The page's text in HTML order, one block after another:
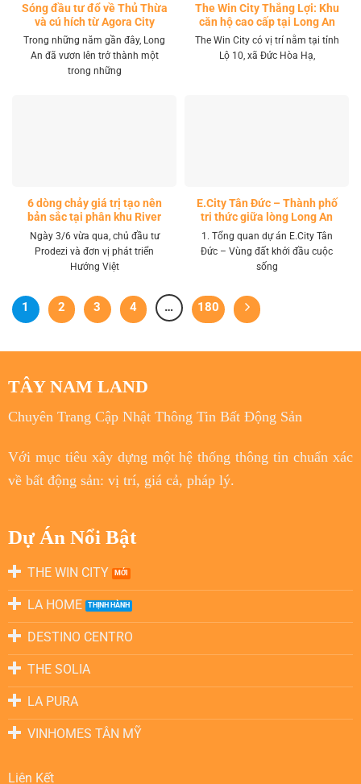
Sóng đầu tư đổ về Thủ Thừa
và cú hích từ Agora City
Trong những năm gần đây, Long
An đã vươn lên trở thành một
trong những
The Win City Thắng Lợi: Khu
căn hộ cao cấp tại Long An
The Win City có vị trí nằm tại tỉnh
Lộ 10, xã Đức Hòa Hạ,
6 dòng chảy giá trị tạo nên
bản sắc tại phân khu River
Park LA Home
Ngày 3/6 vừa qua, chủ đầu tư
Prodezi và đơn vị phát triển
Hướng Việt
E.City Tân Đức – Thành phố
tri thức giữa lòng Long An
1. Tổng quan dự án E.City Tân
Đức – Vùng đất khởi đầu cuộc
sống
1 2 3 4 … 180
TÂY NAM LAND
Chuyên Trang Cập Nhật Thông Tin Bất Động Sản
Với mục tiêuxây dựng một hệ thống thông tin chuẩn xác
về bất động sản: vị trí, giá cả, pháp lý.
Dự Án Nổi Bật
THE WIN CITY
LA HOME
DESTINO CENTRO
THE SOLIA
LA PURA
VINHOMES TÂN MỸ
Liên Kết